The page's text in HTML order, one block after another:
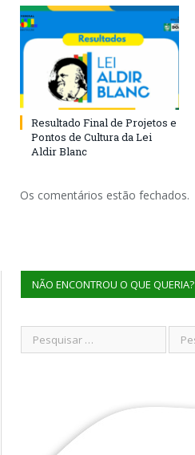
Resultado Final de Projetos e
Pontos de Cultura da Lei
Aldir Blanc
Os comentários estão fechados.
NÃO ENCONTROU O QUE QUERIA?